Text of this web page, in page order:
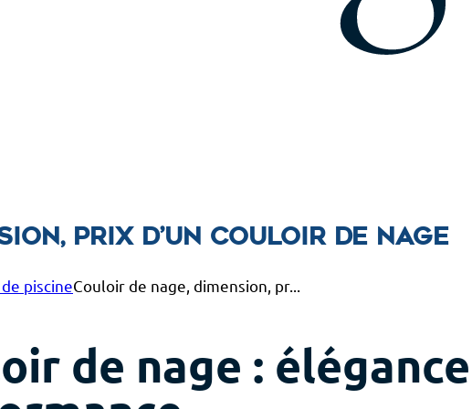
prix d’un couloir de nage
piscineCouloir de nage, dimension, pr...
de nage :